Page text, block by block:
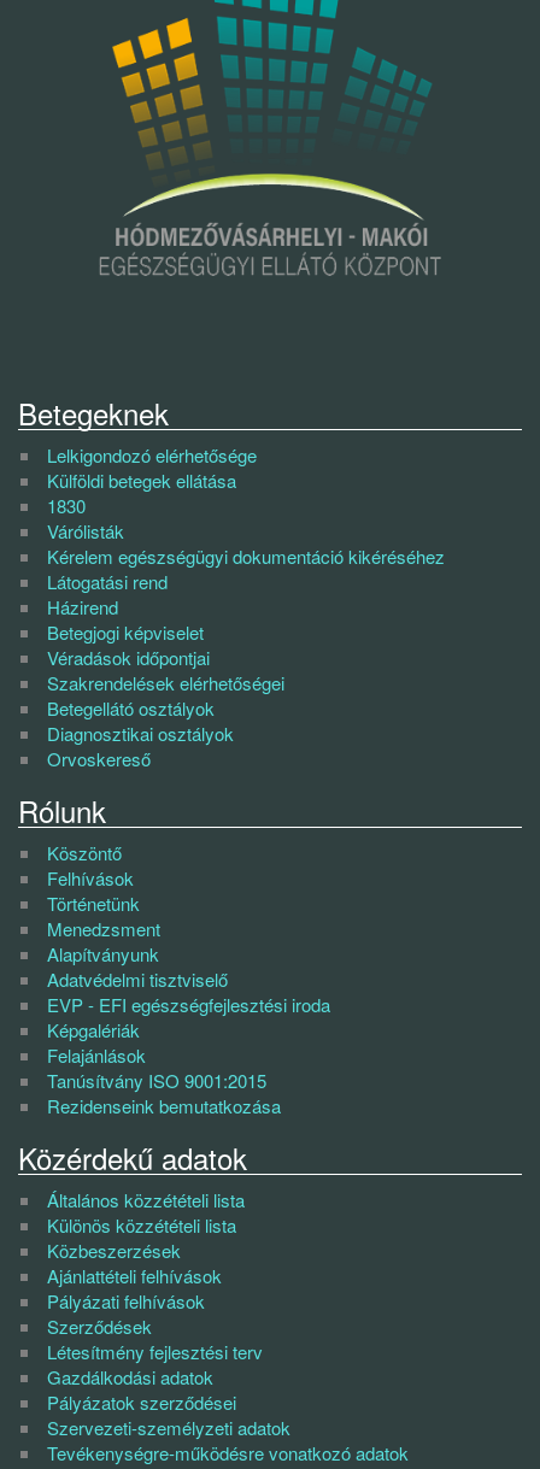
Betegeknek
Lelkigondozó elérhetősége
Külföldi betegek ellátása
1830
Várólisták
Kérelem egészségügyi dokumentáció kikéréséhez
Látogatási rend
Házirend
Betegjogi képviselet
Véradások időpontjai
Szakrendelések elérhetőségei
Betegellátó osztályok
Diagnosztikai osztályok
Orvoskereső
Rólunk
Köszöntő
Felhívások
Történetünk
Menedzsment
Alapítványunk
Adatvédelmi tisztviselő
EVP - EFI egészségfejlesztési iroda
Képgalériák
Felajánlások
Tanúsítvány ISO 9001:2015
Rezidenseink bemutatkozása
Közérdekű adatok
Általános közzétételi lista
Különös közzétételi lista
Közbeszerzések
Ajánlattételi felhívások
Pályázati felhívások
Szerződések
Létesítmény fejlesztési terv
Gazdálkodási adatok
Pályázatok szerződései
Szervezeti-személyzeti adatok
Tevékenységre-működésre vonatkozó adatok